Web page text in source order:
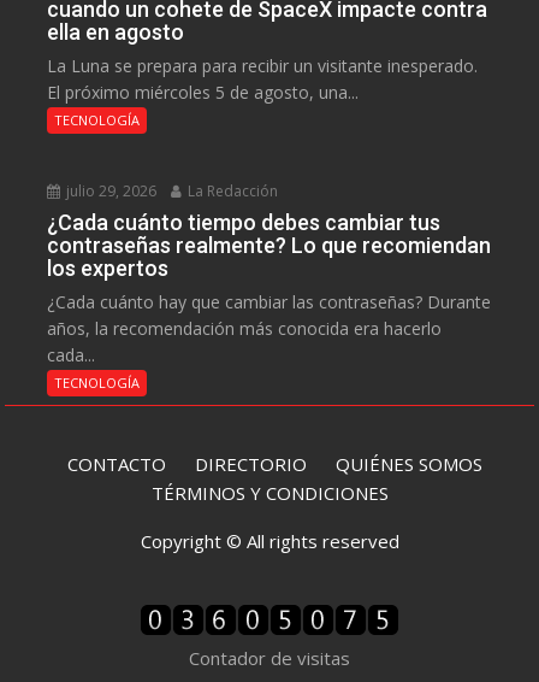
cuando un cohete de SpaceX impacte contra
ella en agosto
La Luna se prepara para recibir un visitante inesperado.
El próximo miércoles 5 de agosto, una...
TECNOLOGÍA
julio 29, 2026 La Redacción
¿Cada cuánto tiempo debes cambiar tus
contraseñas realmente? Lo que recomiendan
los expertos
¿Cada cuánto hay que cambiar las contraseñas? Durante
años, la recomendación más conocida era hacerlo
cada...
TECNOLOGÍA
CONTACTO DIRECTORIO QUIÉNES SOMOS
TÉRMINOS Y CONDICIONES
Copyright © All rights reserved
Contador de visitas